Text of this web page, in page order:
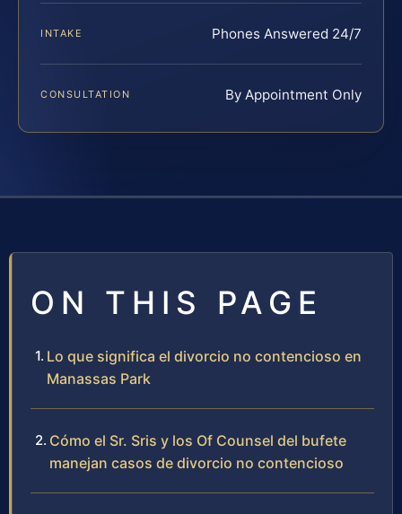
INTAKE Phones Answered 24/7
CONSULTATION By Appointment Only
ON THIS PAGE
Lo que significa el divorcio no contencioso en
Manassas Park
Cómo el Sr. Sris y los Of Counsel del bufete
manejan casos de divorcio no contencioso